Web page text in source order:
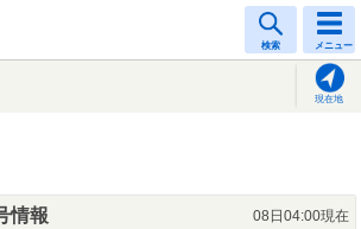
検索 メニュー
現在地
情報
08日04:00現在